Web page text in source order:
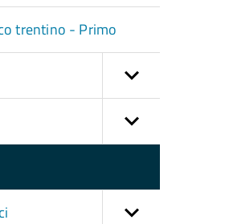
trentino - Primo